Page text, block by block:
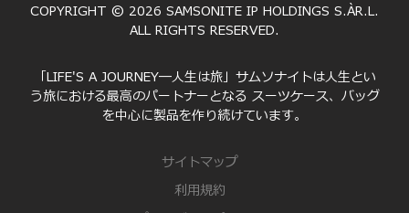
COPYRIGHT © 2026 SAMSONITE IP HOLDINGS S.ÀR.L.
ALL RIGHTS RESERVED.
「LIFE'S A JOURNEY―人生は旅」サムソナイトは人生とい
う旅における最高のパートナーとなる スーツケース、バッグ
を中心に製品を作り続けています。
サイトマップ
利用規約